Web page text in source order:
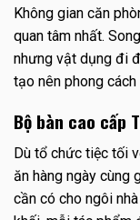
Không gian căn
quan tâm nhất.
nhưng vật dụng đi
tạo nên phong
Bộ bàn cao cấp
Dù tổ chức tiệc tối
ăn hàng ngày cùng
cần có cho ngôi